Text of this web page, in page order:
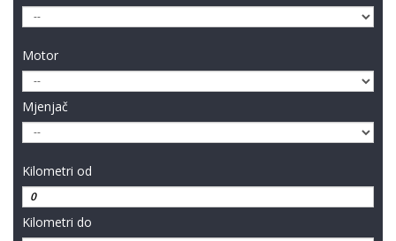
Motor
Mjenjač
Kilometri od
Kilometri do